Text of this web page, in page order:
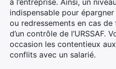
indispensable pour
ou redressements en cas
d’un contrôle de l’URSSAF.
occasion les contentieux
conflits avec un salarié.